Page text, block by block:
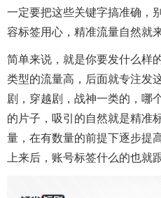
一定要把这些关键字搞准确，
容标签用心，精准流量自然就来
简单来说，就是你要发什么样
类型的流量高，后面就专注发
剧，穿越剧，战神一类的，哪
的片子，吸引的自然就是精准
量，在有数量的前提下逐步提
上来后，账号标签什么的也就